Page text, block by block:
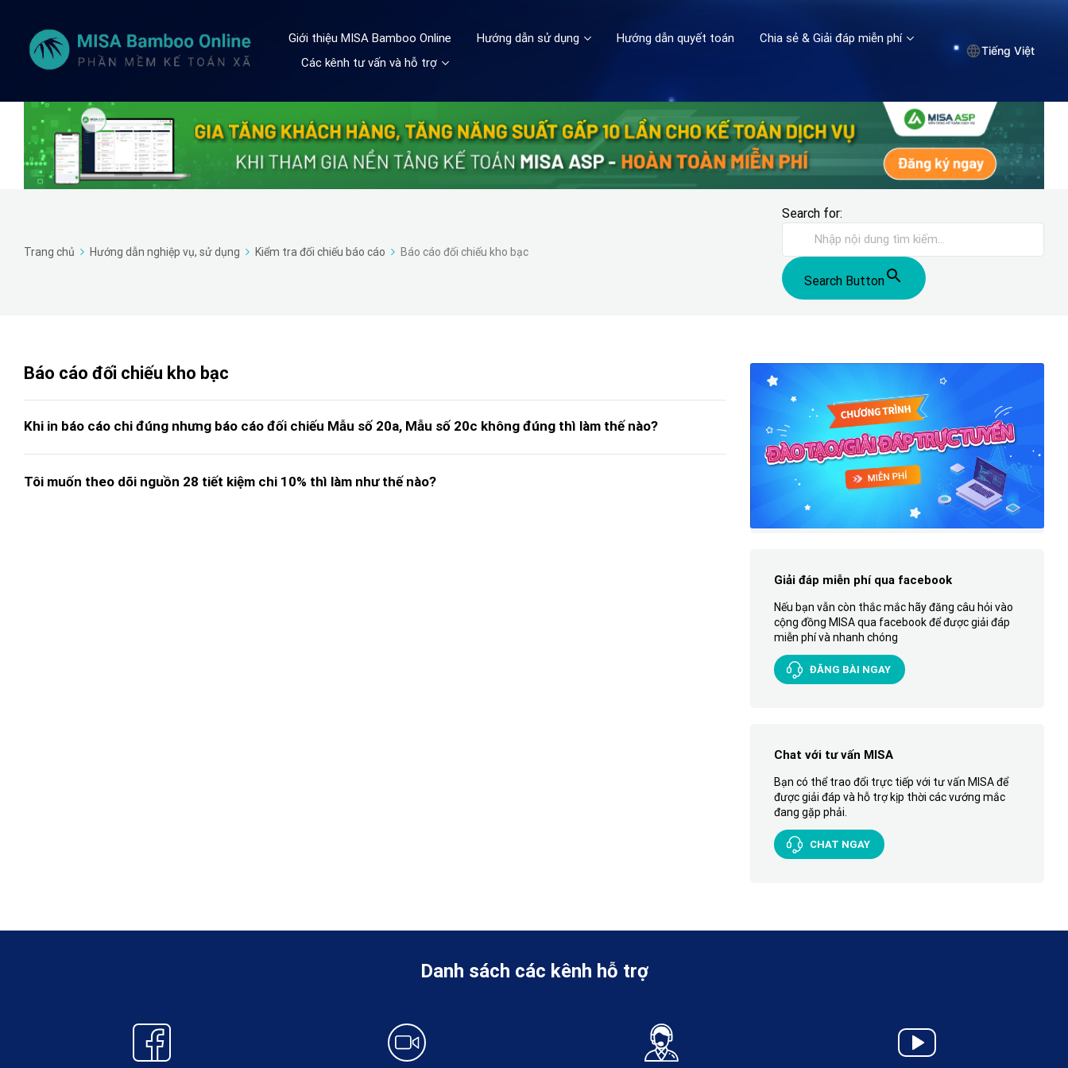
Giới thiệu MISA Bamboo Online Hướng dẫn sử dụng Hướng dẫn quyết toán
Chia sẻ & Giải đáp miễn phí
Các kênh tư vấn và hỗ trợ
Tiếng Việt
Trang chủ Hướng dẫn nghiệp vụ, sử dụng Kiểm tra đối chiếu báo cáo Báo cáo đối chiếu kho bạc
Search for:
Search Button
Báo cáo đối chiếu kho bạc
Khi in báo cáo chi đúng nhưng báo cáo đối chiếu Mẫu số 20a, Mẫu số 20c không đúng thì làm thế nào?
Tôi muốn theo dõi nguồn 28 tiết kiệm chi 10% thì làm như thế nào?
Giải đáp miễn phí qua facebook
Nếu bạn vẫn còn thắc mắc hãy đăng câu hỏi vào
cộng đồng MISA qua facebook để được giải đáp
miễn phí và nhanh chóng
ĐĂNG BÀI NGAY
Chat với tư vấn MISA
Bạn có thể trao đổi trực tiếp với tư vấn MISA để
được giải đáp và hỗ trợ kịp thời các vướng mắc
đang gặp phải.
CHAT NGAY
Danh sách các kênh hỗ trợ